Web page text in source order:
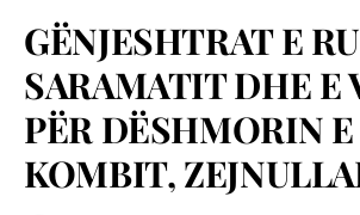
GËNJESHTRAT E
SARAMATIT DHE E
PËR DËSHMORIN E
KOMBIT,